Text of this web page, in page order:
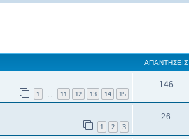
ΑΠΑΝΤΉΣΕΙΣ
1 11 12 13 14 15
146
1 2 3
26